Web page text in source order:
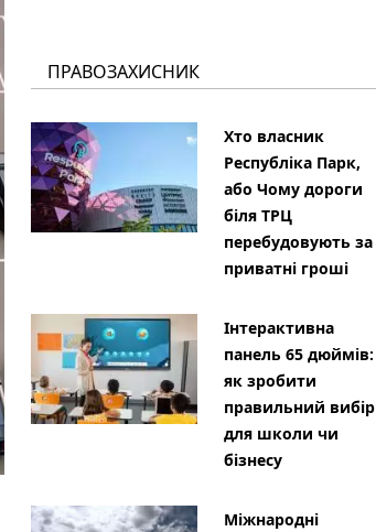
ПРАВОЗАХИСНИК
Хто власник
Республіка Парк,
або Чому дороги
біля ТРЦ
перебудовують за
приватні гроші
Інтерактивна
панель 65 дюймів:
як зробити
правильний вибір
для школи чи
бізнесу
Міжнародні